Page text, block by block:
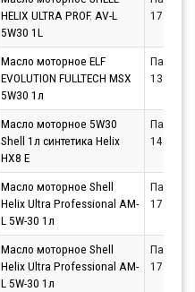
HELIX ULTRA PROF. AV-L
5W30 1L
Масло моторное ELF
EVOLUTION FULLTECH MSX
5W30 1л
Партнёр
Масло моторное 5W30
Shell 1л синтетика Helix
HX8 E
Партнёр
Масло моторное Shell
Helix Ultra Professional AM-
L 5W-30 1л
Партнёр
Масло моторное Shell
Helix Ultra Professional AM-
L 5W-30 1л
Партнёр